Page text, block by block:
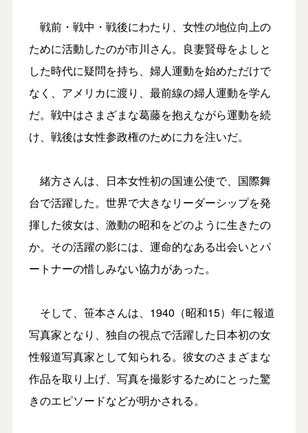
戦前・戦中・戦後にわたり、女性の地位向上の
ために活動したのが市川さん。良妻賢母をよしと
した時代に疑問を持ち、婦人運動を始めただけで
なく、アメリカに渡り、最前線の婦人運動を学ん
だ。戦中はさまざまな葛藤を抱えながら運動を続
け、戦後は女性参政権のために力を注いだ。
緒方さんは、日本女性初の国連公使で、国際舞
台で活躍した。世界で大きなリーダーシップを発
揮した彼女は、激動の昭和をどのように生きたの
か。その活躍の影には、運命的なある出会いとパ
ートナーの惜しみない協力があった。
そして、笹本さんは、1940（昭和15）年に報道
写真家となり、独自の視点で活躍した日本初の女
性報道写真家として知られる。彼女のさまざまな
作品を取り上げ、写真を撮影するためにとった驚
きのエピソードなどが明かされる。